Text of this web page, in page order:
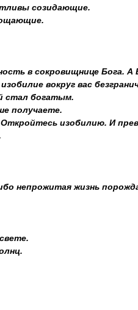
созидающие.
в сокровищнице Бога. А
вокруг вас
стал богатым.
получаете.
изобилию. И
непрожитая жизнь